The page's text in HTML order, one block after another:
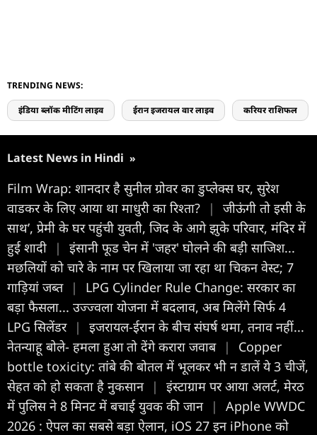
TRENDING NEWS:
इंडिया ब्लॉक मीटिंग लाइव ईरान इजरायल वार लाइव करियर राशिफल
Latest News in Hindi »
Film Wrap: शानदार है सुनील ग्रोवर का डुप्लेक्स घर, सुरेश
वाडकर के लिए आया था माधुरी का रिश्ता?
|
जीऊंगी तो इसी के
साथ’, प्रेमी के घर पहुंची युवती, जिद के आगे झुके परिवार, मंदिर में
हुई शादी
|
इंसानी फूड चेन में 'जहर' घोलने की बड़ी साजिश...
मछलियों को चारे के नाम पर खिलाया जा रहा था चिकन वेस्ट; 7
गाड़ियां जब्त |
LPG Cylinder Rule Change: सरकार का
बड़ा फैसला... उज्ज्वला योजना में बदलाव, अब मिलेंगे सिर्फ 4
LPG सिलेंडर |
इजरायल-ईरान के बीच संघर्ष थमा, तनाव नहीं...
नेतन्याहू बोले- हमला हुआ तो देंगे करारा जवाब |
Copper
bottle toxicity: तांबे की बोतल में भूलकर भी न डालें ये 3 चीजें,
सेहत को हो सकता है नुकसान |
इंस्टाग्राम पर आया अलर्ट, मेरठ
में पुलिस ने 8 मिनट में बचाई युवक की जान |
Apple WWDC
2026 : ऐपल का सबसे बड़ा ऐलान, iOS 27 इन iPhone को